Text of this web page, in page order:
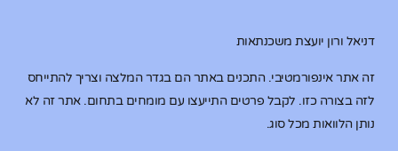
דניאל ורון יועצת משכנתאות
זה אתר אינפורמטיבי. התכנים באתר הם בגדר המלצה וצריך להתייחס
לזה בצורה כזו. לקבל פרטים התייעצו עם מומחים בתחום. אתר זה לא
נותן הלוואות מכל סוג.